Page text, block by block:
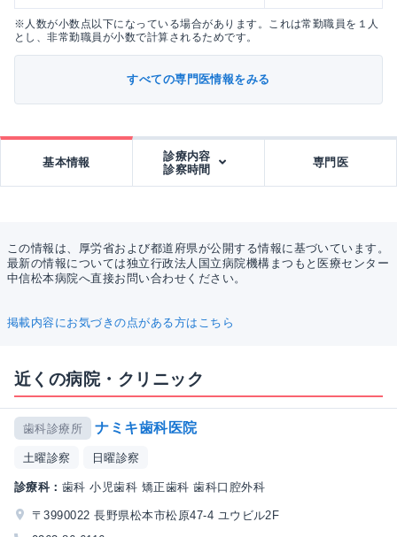
※人数が小数点以下になっている場合があります。これは常勤職員を１人
とし、非常勤職員が小数で計算されるためです。
すべての専門医情報をみる
基本情報
診療内容
診察時間
専門医
この情報は、厚労省および都道府県が公開する情報に基づいています。
最新の情報については独立行政法人国立病院機構まつもと医療センター
中信松本病院へ直接お問い合わせください。
掲載内容にお気づきの点がある方はこちら
近くの病院・クリニック
歯科診療所 ナミキ歯科医院
土曜診察 日曜診察
診療科： 歯科 小児歯科 矯正歯科 歯科口腔外科
〒3990022 長野県松本市松原47-4 ユウビル2F